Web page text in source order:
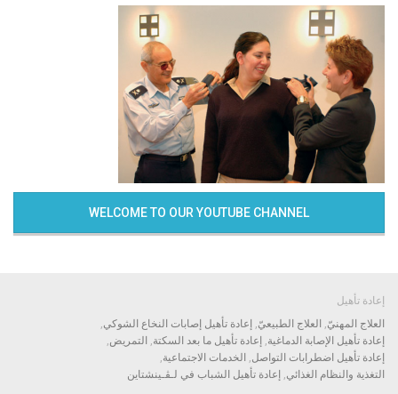
WELCOME TO OUR YOUTUBE CHANNEL
إعادة تأهيل
العلاج المهنيّ العلاج الطبيعيّ إعادة تأهيل إصابات النخاع الشوكي
إعادة تأهيل الإصابة الدماغية إعادة تأهيل ما بعد السكتة التمريض
إعادة تأهيل اضطرابات التواصل الخدمات الاجتماعية
التغذية والنظام الغذائي إعادة تأهيل الشباب في لـﭭـينشتاين